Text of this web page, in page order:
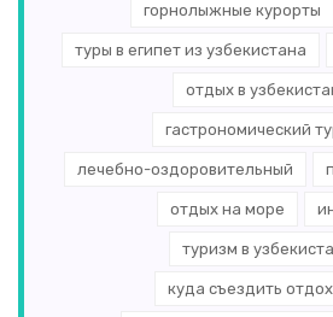
горнолыжные курорты
туры в египет из узбекистана
отдых в
гастрономический
лечебно-оздоровительный
отдых на море
туризм в
куда съездить